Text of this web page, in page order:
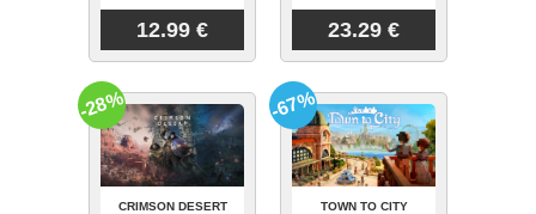
12.99 € 23.29 €
CRIMSON DESERT
-28%
TOWN TO CITY
-67%